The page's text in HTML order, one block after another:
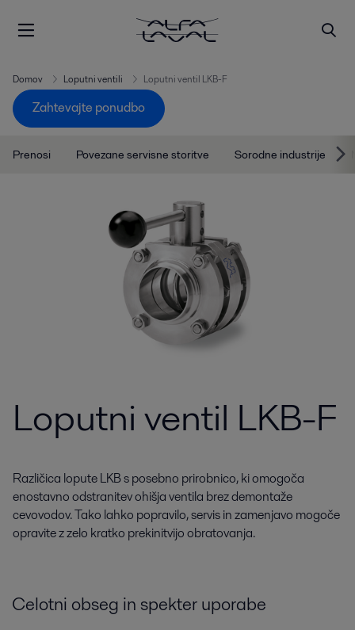
Domov Loputni ventili Loputni ventil LKB-F
Zahtevajte ponudbo
Prenosi Povezane servisne storitve Sorodne industrije
Loputni ventil LKB-F
Različica lopute LKB s posebno prirobnico, ki omogoča
enostavno odstranitev ohišja ventila brez demontaže
cevovodov. Tako lahko popravilo, servis in zamenjavo mogoče
opravite z zelo kratko prekinitvijo obratovanja.
Celotni obseg in spekter uporabe